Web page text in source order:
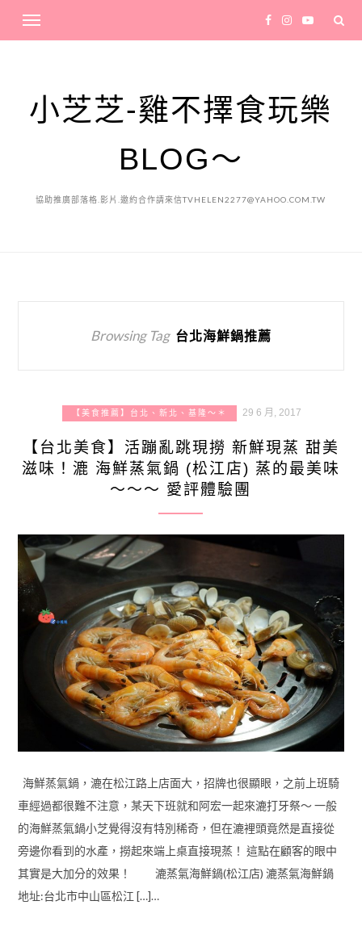
小芝芝-雞不擇食玩樂
BLOG～
協助推廣部落格.影片.邀約合作請來信TVHELEN2277@YAHOO.COM.TW
Browsing Tag 台北海鮮鍋推薦
【美食推薦】台北、新北、基隆～＊ 29 6 月, 2017
【台北美食】活蹦亂跳現撈 新鮮現蒸 甜美
滋味！漉 海鮮蒸氣鍋 (松江店) 蒸的最美味
～～～ 愛評體驗團
海鮮蒸氣鍋，漉在松江路上店面大，招牌也很顯眼，之前上班騎
車經過都很難不注意，某天下班就和阿宏一起來漉打牙祭～ 一般
的海鮮蒸氣鍋小芝覺得沒有特別稀奇，但在漉裡頭竟然是直接從
旁邊你看到的水產，撈起來端上桌直接現蒸！ 這點在顧客的眼中
其實是大加分的效果！ 漉蒸氣海鮮鍋(松江店) 漉蒸氣海鮮鍋
地址:台北市中山區松江 […]…